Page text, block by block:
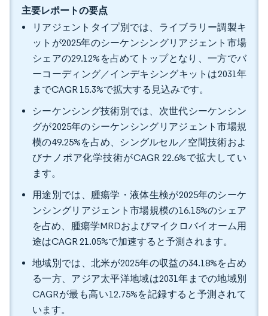
主要レポートの要点
リアジェントタイプ別では、ライブラリー調製キ
ットが2025年のシーケンシングリアジェント市場
シェアの29.12%を占めてトップとなり、一方でバ
ーコーディング／インデキシングキットは2031年
までCAGR 15.3%で拡大する見込みです。
シーケンシング技術別では、次世代シーケンシン
グが2025年のシーケンシングリアジェント市場規
模の49.25%を占め、シングルセル／空間技術およ
びナノポア化学技術がCAGR 22.6%で拡大してい
ます。
用途別では、腫瘍学・液体生検が2025年のシーケ
ンシングリアジェント市場規模の16.15%のシェア
を占め、腫瘍学MRDおよびマイクロバイオーム用
途はCAGR 21.05%で加速すると予測されます。
地域別では、北米が2025年の収益の34.18%を占め
る一方、アジア太平洋地域は2031年までの地域別
CAGRが最も高い12.75%を記録すると予測されて
います。